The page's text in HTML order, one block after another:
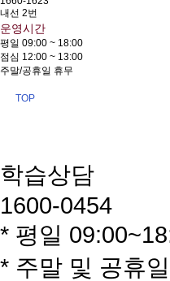
내선 2번
운영시간
평일 09:00 ~ 18:00
점심 12:00 ~ 13:00
주말/공휴일 휴무
TOP
학습상담
1600-0454
* 평일
* 주말 및 공휴